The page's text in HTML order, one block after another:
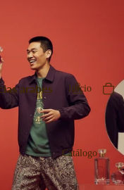
arabes Inicio
Catálogo